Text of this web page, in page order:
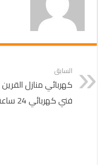
السابق
فني كهربائي 24 ساعة